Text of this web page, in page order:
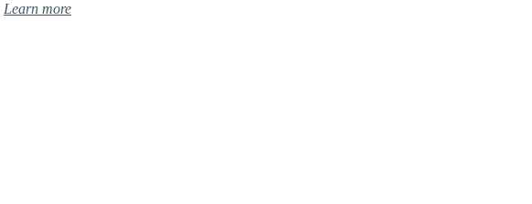
Learn more